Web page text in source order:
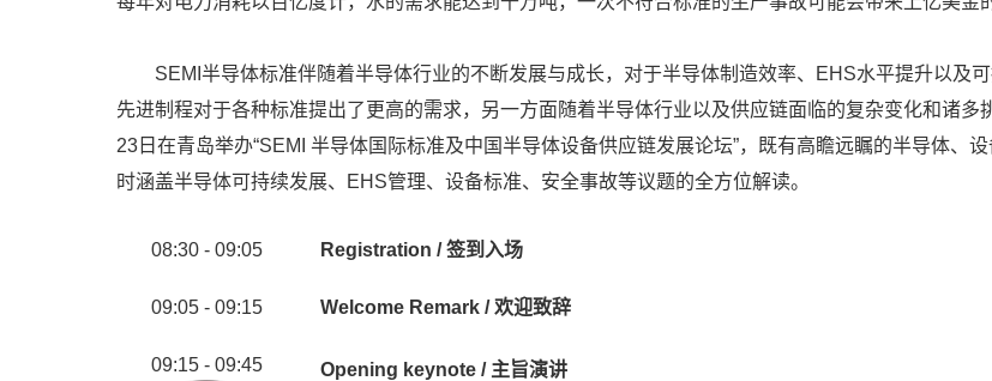
SEMI半导体标准伴随着半导体行业的不断发展与成长，对于半导体制造效率、EHS水平提升以及
先进制程对于各种标准提出了更高的需求，另一方面随着半导体行业以及供应链面临的复杂变化和诸
23日在青岛举办“SEMI 半导体国际标准及中国半导体设备供应链发展论坛”，既有高瞻远瞩的半导体、
时涵盖半导体可持续发展、EHS管理、设备标准、安全事故等议题的全方位解读。
08:30 - 09:05 Registration / 签到入场
09:05 - 09:15 Welcome Remark / 欢迎致辞
09:15 - 09:45
Opening keynote / 主旨演讲